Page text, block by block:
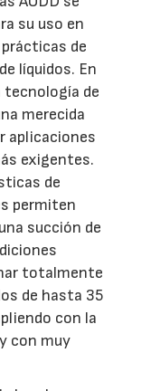
su uso en
de
líquidos. En
tecnología de
merecida
aplicaciones
exigentes.
de
permiten
succión de
totalmente
de hasta 35
con la
con muy